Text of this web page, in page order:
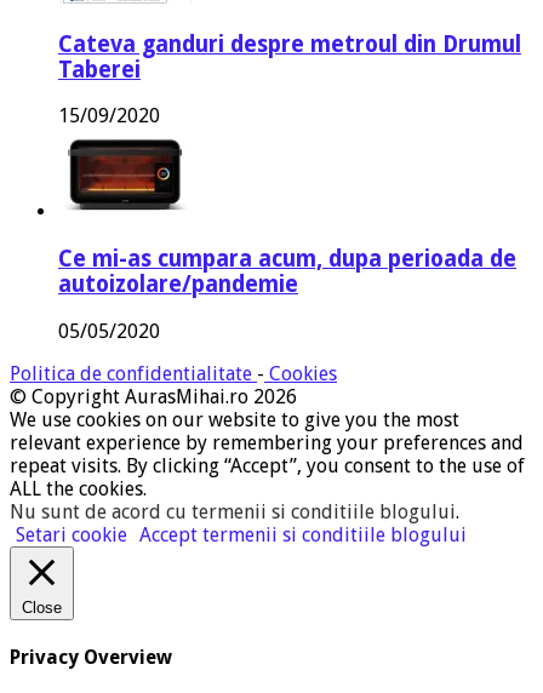
Cateva ganduri despre metroul din Drumul
Taberei
15/09/2020
Ce mi-as cumpara acum, dupa perioada de
autoizolare/pandemie
05/05/2020
Politica de confidentialitate - Cookies
© Copyright AurasMihai.ro 2026
We use cookies on our website to give you the most
relevant experience by remembering your preferences and
repeat visits. By clicking “Accept”, you consent to the use of
ALL the cookies.
Nu sunt de acord cu termenii si conditiile blogului.
Setari cookie Accept termenii si conditiile blogului
Close
Privacy Overview